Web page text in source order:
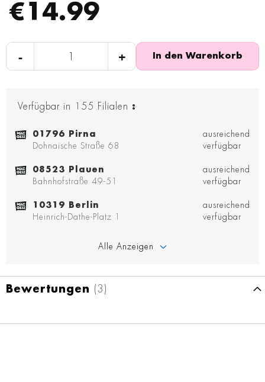
€14.99
- + In den Warenkorb
Verfügbar in 155 Filialen :
01796 Pirna
Dohnaische Straße 68
ausreichend
verfügbar
08523 Plauen
Bahnhofstraße 49-51
ausreichend
verfügbar
10319 Berlin
Heinrich-Dathe-Platz 1
ausreichend
verfügbar
Alle Anzeigen
Bewertungen 3